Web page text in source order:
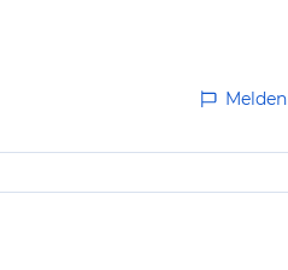
Melden